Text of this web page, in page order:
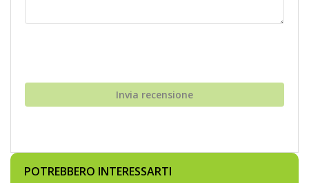
Invia recensione
POTREBBERO INTERESSARTI